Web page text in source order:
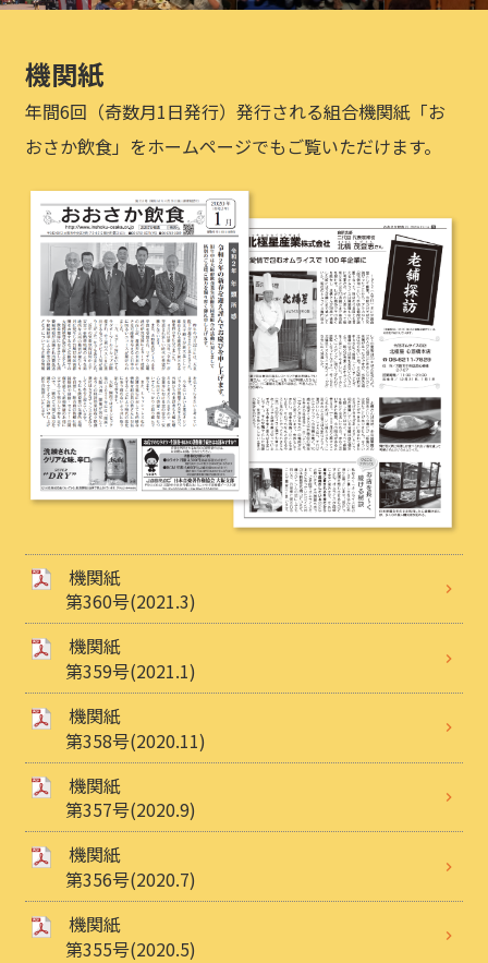
機関紙
年間6回（奇数月1日発行）発行される組合機関紙「お
おさか飲食」をホームページでもご覧いただけます。
機関紙
第360号(2021.3)
機関紙
第359号(2021.1)
機関紙
第358号(2020.11)
機関紙
第357号(2020.9)
機関紙
第356号(2020.7)
機関紙
第355号(2020.5)